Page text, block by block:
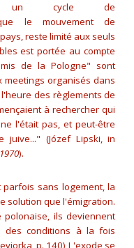
un cycle de
le mouvement de
reste limité aux seuls
est portée au compte
de la Pologne" sont
meetings organisés dans
des règlements de
à rechercher qui
l'était pas, et peut-être
juive..." (Józef Lipski, in
).
sans logement, la
solution que l'émigration.
ils deviennent
des conditions à la fois
p. 140) L'exode se